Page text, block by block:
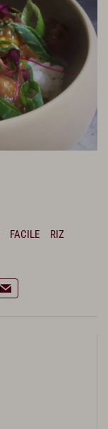
FACILE RIZ